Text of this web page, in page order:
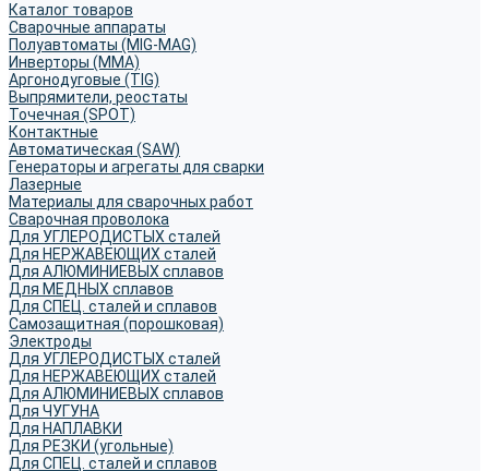
Каталог товаров
Сварочные аппараты
Полуавтоматы (MIG-MAG)
Инверторы (MMA)
Аргонодуговые (TIG)
Выпрямители, реостаты
Точечная (SPOT)
Контактные
Автоматическая (SAW)
Генераторы и агрегаты для сварки
Лазерные
Материалы для сварочных работ
Сварочная проволока
Для УГЛЕРОДИСТЫХ сталей
Для НЕРЖАВЕЮЩИХ сталей
Для АЛЮМИНИЕВЫХ сплавов
Для МЕДНЫХ сплавов
Для СПЕЦ. сталей и сплавов
Самозащитная (порошковая)
Электроды
Для УГЛЕРОДИСТЫХ сталей
Для НЕРЖАВЕЮЩИХ сталей
Для АЛЮМИНИЕВЫХ сплавов
Для ЧУГУНА
Для НАПЛАВКИ
Для РЕЗКИ (угольные)
Для СПЕЦ. сталей и сплавов